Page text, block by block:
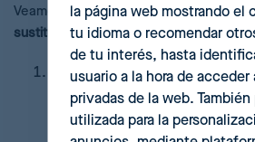
Veamos tres ejemplos de
sustitución en e-commerce.
Si necesitasdeshacerte de
puedes generar tu propio
rebajando el precio de
necesitan tener salida para
la página web mostrando el
tu idioma o recomendar
de tu interés, hasta
usuario a la hora de acceder
privadas de la web.
utilizada para la